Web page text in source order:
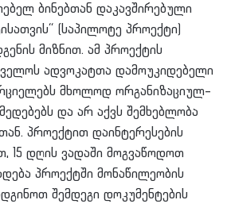
ბინებთან დაკავშირებული
(საპილოტე პროექტი)
მიზნით. ამ პროექტის
ადვოკატთა დამოუკიდებელი
მხოლოდ ორგანიზაციულ–
და არ აქვს შემხებლობა
პროექტით დაინტერესების
15 დღის ვადაში მოგვაწოდოთ
პროექტში მონაწილეობის
შემდეგი დოკუმენტების